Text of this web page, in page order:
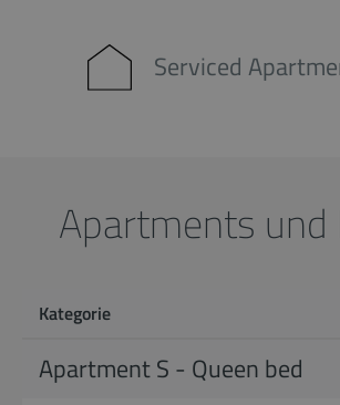
Serviced
Apartments und
Kategorie
Apartment S - Queen bed